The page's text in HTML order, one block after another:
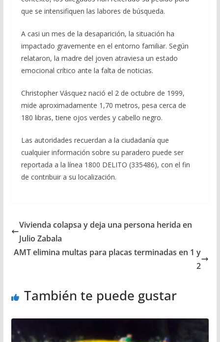
que se intensifiquen las labores de búsqueda.
A casi un mes de la desaparición, la situación ha
impactado gravemente en el entorno familiar. Según
relataron, la madre del joven atraviesa un estado
emocional crítico ante la falta de noticias.
Christopher Vásquez nació el 2 de octubre de 1999,
mide aproximadamente 1,70 metros, pesa cerca de
180 libras, tiene ojos verdes y cabello negro.
Las autoridades recuerdan a la ciudadanía que
cualquier información sobre su paradero puede ser
reportada a la línea 1800 DELITO (335486), con el fin
de contribuir a su localización.
Vivienda colapsa y deja una persona herida en
Julio Zabala
AMT elimina multas para placas terminadas en 1 y
2
También te puede gustar